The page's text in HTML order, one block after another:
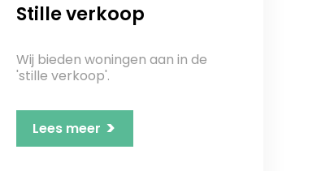
Stille verkoop
Wij bieden woningen aan in de
'stille verkoop'.
Lees meer >